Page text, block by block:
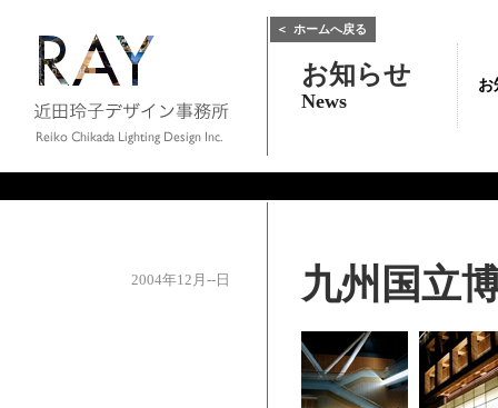
お知らせ
News
＜ ホームへ戻る
お
2004年12月--日 九州国立